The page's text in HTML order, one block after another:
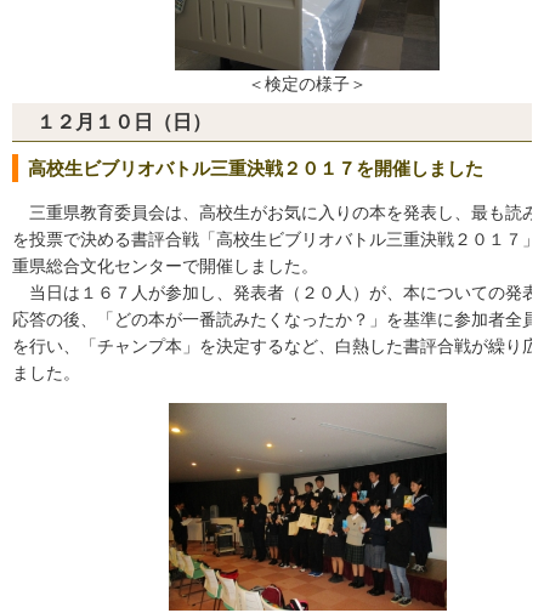
＜検定の様子＞
１２月１０日（日）
高校生ビブリオバトル三重決戦２０１７を開催しました
三重県教育委員会は、高校生がお気に入りの本を発表し、最も読み
を投票で決める書評合戦「高校生ビブリオバトル三重決戦２０１７」
重県総合文化センターで開催しました。
当日は１６７人が参加し、発表者（２０人）が、本についての発表
応答の後、「どの本が一番読みたくなったか？」を基準に参加者全員
を行い、「チャンプ本」を決定するなど、白熱した書評合戦が繰り広
ました。